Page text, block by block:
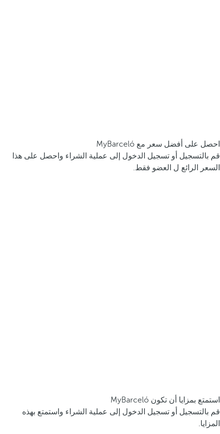
احصل على أفضل سعر مع MyBarceló
قم بالتسجيل أو تسجيل الدخول إلى عملية الشراء واحصل على هذا
السعر الرائع ل العضو فقط.
استمتع بمزايا أن تكون MyBarceló
قم بالتسجيل أو تسجيل الدخول إلى عملية الشراء واستمتع بهذه
المزايا.